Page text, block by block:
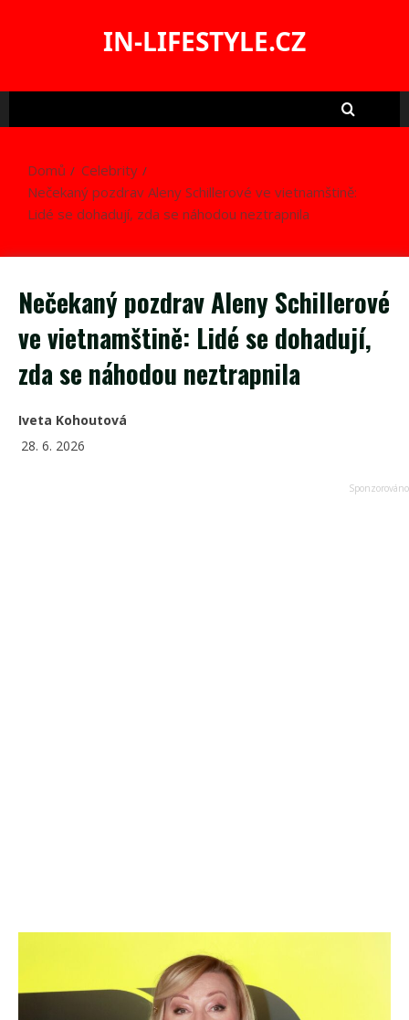
IN-LIFESTYLE.CZ
Domů
Celebrity
Nečekaný pozdrav Aleny Schillerové ve vietnamštině:
Lidé se dohadují, zda se náhodou neztrapnila
Nečekaný pozdrav Aleny Schillerové
ve vietnamštině: Lidé se dohadují,
zda se náhodou neztrapnila
Iveta Kohoutová
28. 6. 2026